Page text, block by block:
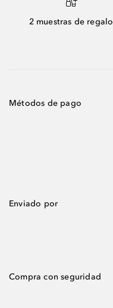
2 muestras de regalo
Métodos de pago
Enviado por
Compra con seguridad